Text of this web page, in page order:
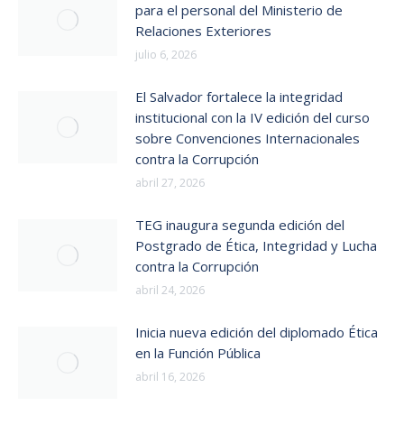
para el personal del Ministerio de
Relaciones Exteriores
julio 6, 2026
El Salvador fortalece la integridad
institucional con la IV edición del curso
sobre Convenciones Internacionales
contra la Corrupción
abril 27, 2026
TEG inaugura segunda edición del
Postgrado de Ética, Integridad y Lucha
contra la Corrupción
abril 24, 2026
Inicia nueva edición del diplomado Ética
en la Función Pública
abril 16, 2026